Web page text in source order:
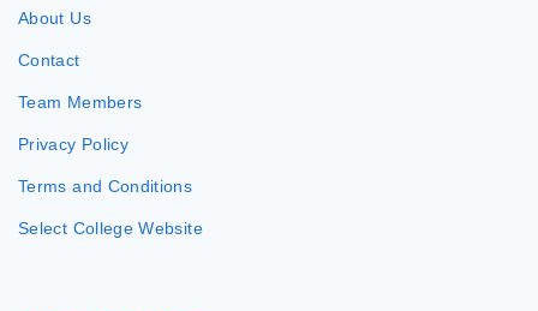
About Us
Contact
Team Members
Privacy Policy
Terms and Conditions
Select College Website